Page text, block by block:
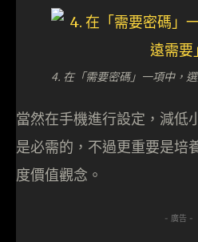
4. 在「需要密碼」一項中，
當然在手機進行設定，減低
是必需的，不過更重要是培
度價值觀念。
- 廣告 -